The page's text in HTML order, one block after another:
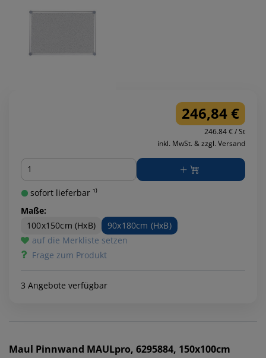
246,84 €
246.84 € / St
inkl. MwSt. & zzgl. Versand
Menge
sofort lieferbar ¹⁾
Maße:
100x150cm (HxB)
90x180cm (HxB)
auf die Merkliste setzen
Frage zum Produkt
3 Angebote verfügbar
Maul Pinnwand MAULpro, 6295884, 150x100cm